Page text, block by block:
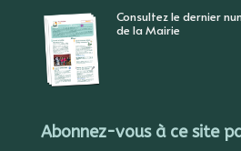
Consultez le dernier
de la Mairie
Abonnez-vous à ce site